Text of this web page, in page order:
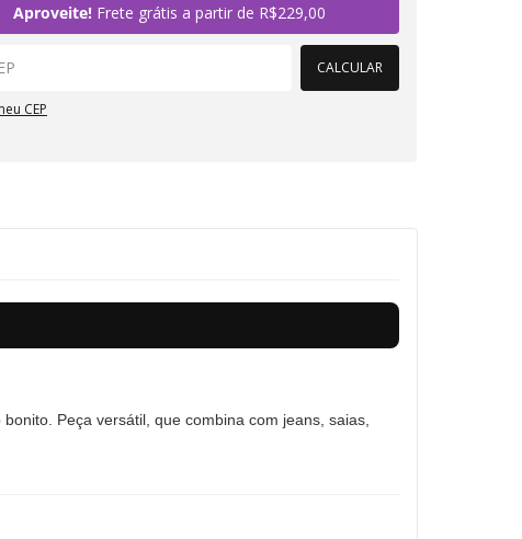
Aproveite!Frete grátis a partir de R$229,00
CALCULAR
CEP
Peça versátil, que combina com jeans, saias,